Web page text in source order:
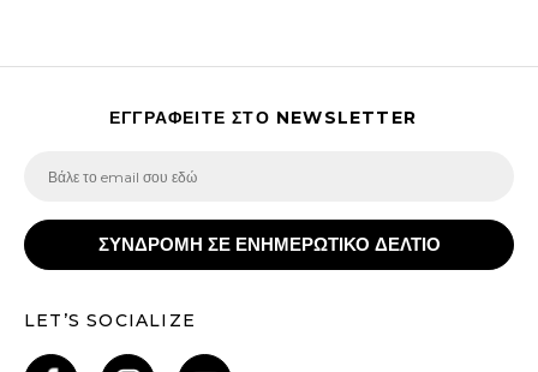
ΕΓΓΡΑΦΕΙΤΕ ΣΤΟ NEWSLETTER
ΣΥΝΔΡΟΜΗ ΣΕ ΕΝΗΜΕΡΩΤΙΚΟ ΔΕΛΤΙΟ
LET’S SOCIALIZE